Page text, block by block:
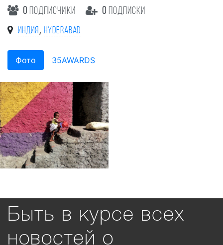
0 подписчики 0 подписки
Индия , Hyderabad
Фото 35AWARDS
Быть в курсе всех
новостей о